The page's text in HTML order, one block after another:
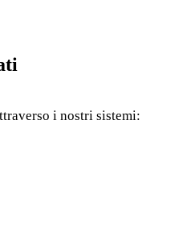
i nostri sistemi: